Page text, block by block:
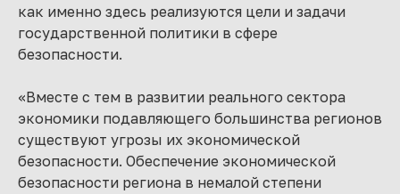
как именно здесь реализуются цели и задачи
государственной политики в сфере
безопасности.
«Вместе с тем в развитии реального сектора
экономики подавляющего большинства регионов
существуют угрозы их экономической
безопасности. Обеспечение экономической
безопасности региона в немалой степени